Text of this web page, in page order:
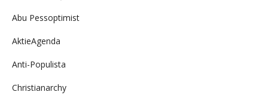
Abu Pessoptimist
AktieAgenda
Anti-Populista
Christianarchy